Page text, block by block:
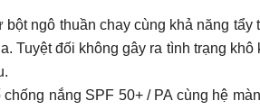
ngô thuần chay cùng khả năng
Tuyệt đối không gây ra tình trạng
nắng SPF 50+ / PA cùng hệ